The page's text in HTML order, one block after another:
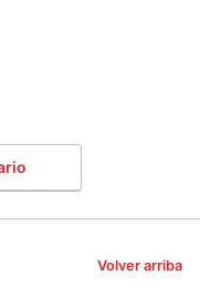
Volver arriba